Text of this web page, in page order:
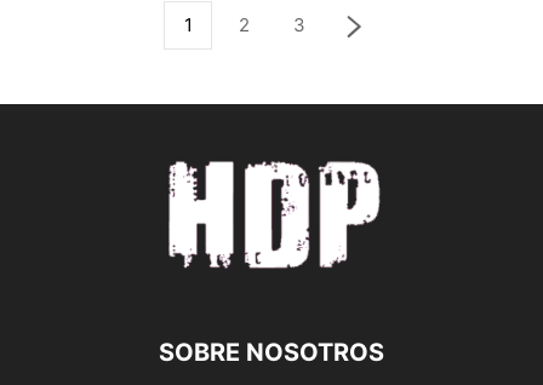
1 2 3
SOBRE NOSOTROS